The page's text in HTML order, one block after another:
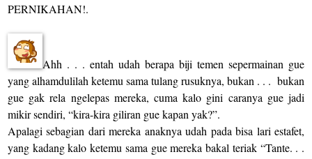
PERNIKAHAN!.
Ahh . . . entah udah berapa biji temen sepermainan gue
yang alhamdulilah ketemu sama tulang rusuknya, bukan . . . bukan
gue gak rela ngelepas mereka, cuma kalo gini caranya gue jadi
mikir sendiri, “kira-kira giliran gue kapan yak?”.
Apalagi sebagian dari mereka anaknya udah pada bisa lari estafet,
yang kadang kalo ketemu sama gue mereka bakal teriak “Tante. . .